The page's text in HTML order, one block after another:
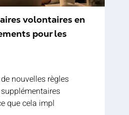
volontaires en
pour les
nouvelles règles
que cela impl